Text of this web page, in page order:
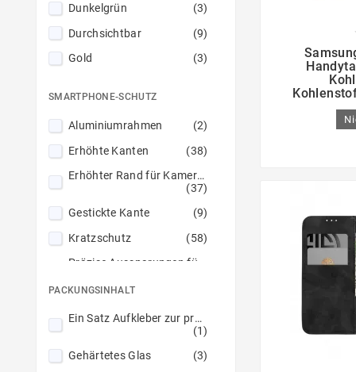
Dunkelgrün
(3)
Durchsichtbar
(9)
Gold
(3)
(1)
Hell-Pink
(1)
(1)
Hellgelb
(1)
Hellgrün
(1)
Lila (Purple)
(3)
Lila (Violet)
Lindgrün
(2)
Marine
(2)
SMARTPHONE-SCHUTZ
Aluminiumrahmen
(2)
Erhöhte Kanten
(38)
Erhöhter Rand für Kameras
(37)
Gestickte Kante
(9)
Kratzschutz
(58)
Tief abgerundete Kanten
(7)
PACKUNGSINHALT
Ein Satz Aufkleber zur präzisen Positionierung
(1)
Gehärtetes Glas
(3)